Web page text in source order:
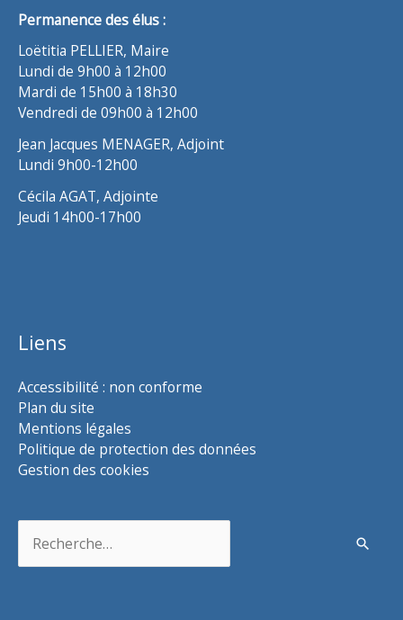
Permanence des élus :
Loëtitia PELLIER, Maire
Lundi de 9h00 à 12h00
Mardi de 15h00 à 18h30
Vendredi de 09h00 à 12h00
Jean Jacques MENAGER, Adjoint
Lundi 9h00-12h00
Cécila AGAT, Adjointe
Jeudi 14h00-17h00
Liens
Accessibilité : non conforme
Plan du site
Mentions légales
Politique de protection des données
Gestion des cookies